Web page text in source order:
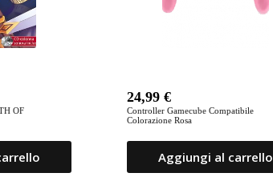
OF
Controller Gamecube Compatibile
Colorazione Rosa
24,99€
Aggiungi al carrello